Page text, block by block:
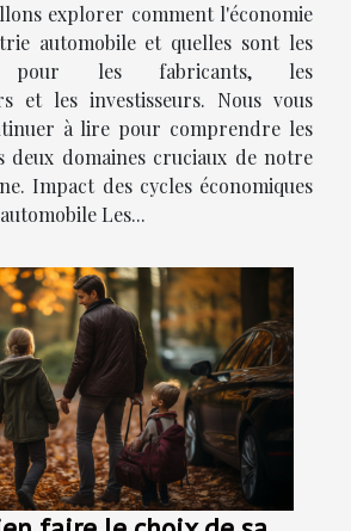
explorer comment l'économie
automobile et quelles sont les
pour les fabricants, les
et les investisseurs. Nous vous
à lire pour comprendre les
deux domaines cruciaux de notre
Impact des cycles économiques
Les...